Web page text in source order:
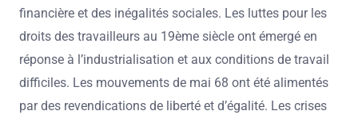
financière et des inégalités sociales. Les luttes pour les
droits des travailleurs au 19ème siècle ont émergé en
réponse à l’industrialisation et aux conditions de travail
difficiles. Les mouvements de mai 68 ont été alimentés
par des revendications de liberté et d’égalité. Les crises